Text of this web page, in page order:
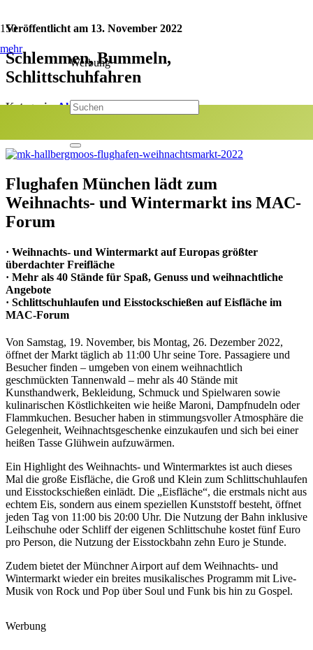
mehr
Werbung
Veröffentlicht am 13. November 2022
Schlemmen, Bummeln,
Schlittschuhfahren
Kategorie:Aktuelles
Flughafen München lädt zum
Weihnachts- und Wintermarkt ins MAC-
Forum
· Weihnachts- und Wintermarkt auf Europas größter
überdachter Freifläche
· Mehr als 40 Stände für Spaß, Genuss und weihnachtliche
Angebote
· Schlittschuhlaufen und Eisstockschießen auf Eisfläche im
MAC-Forum
Von Samstag, 19. November, bis Montag, 26. Dezember 2022,
öffnet der Markt täglich ab 11:00 Uhr seine Tore. Passagiere und
Besucher finden – umgeben von einem weihnachtlich
geschmückten Tannenwald – mehr als 40 Stände mit
Kunsthandwerk, Bekleidung, Schmuck und Spielwaren sowie
kulinarischen Köstlichkeiten wie heiße Maroni, Dampfnudeln oder
Flammkuchen. Besucher haben in stimmungsvoller Atmosphäre die
Gelegenheit, Weihnachtsgeschenke einzukaufen und sich bei einer
heißen Tasse Glühwein aufzuwärmen.
Ein Highlight des Weihnachts- und Wintermarktes ist auch dieses
Mal die große Eisfläche, die Groß und Klein zum Schlittschuhlaufen
und Eisstockschießen einlädt. Die „Eisfläche“, die erstmals nicht aus
echtem Eis, sondern aus einem speziellen Kunststoff besteht, öffnet
jeden Tag von 11:00 bis 20:00 Uhr. Die Nutzung der Bahn inklusive
Leihschuhe oder Schliff der eigenen Schlittschuhe kostet fünf Euro
pro Person, die Nutzung der Eisstockbahn zehn Euro je Stunde.
Zudem bietet der Münchner Airport auf dem Weihnachts- und
Wintermarkt wieder ein breites musikalisches Programm mit Live-
Musik von Rock und Pop über Soul und Funk bis hin zu Gospel.
Werbung